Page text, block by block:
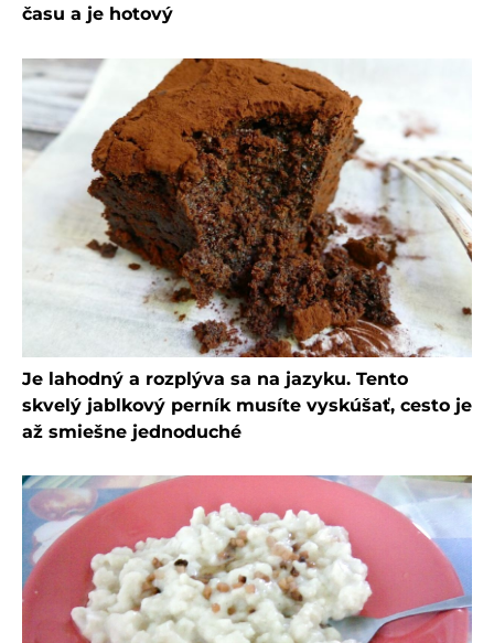
času a je hotový
Je lahodný a rozplýva sa na jazyku. Tento
skvelý jablkový perník musíte vyskúšať, cesto je
až smiešne jednoduché